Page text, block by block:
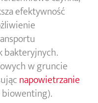
efektywność
bakteryjnych.
w gruncie
napowietrzanie